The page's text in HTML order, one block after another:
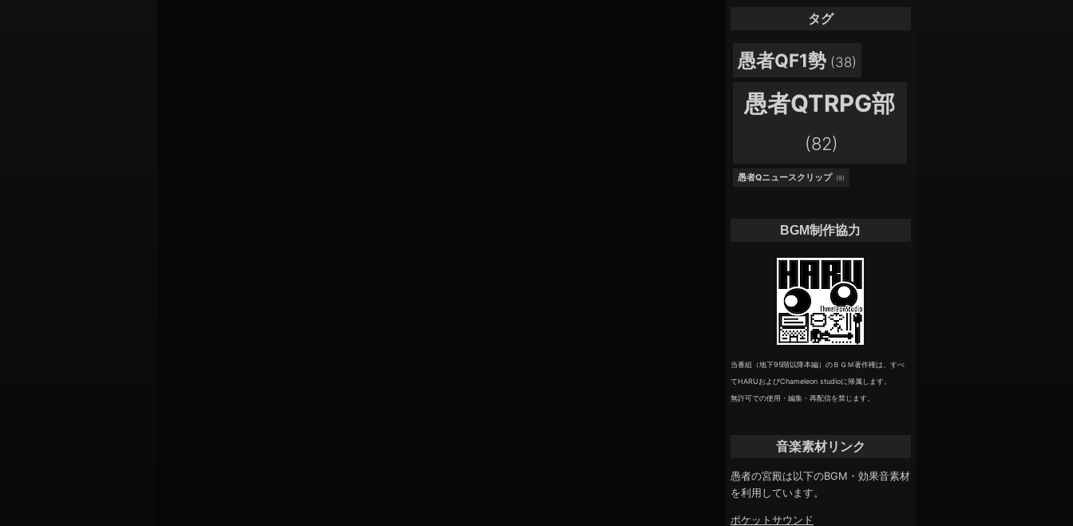
タグ
愚者QF1勢 (38)
愚者QTRPG部
(82)
愚者Qニュースクリップ (9)
BGM制作協力
当番組（地下95階以降本編）のＢＧＭ著作権は、すべ
てHARUおよびChameleon studioに帰属します。
無許可での使用・編集・再配信を禁じます。
音楽素材リンク
愚者の宮殿は以下のBGM・効果音素材
を利用しています。
ポケットサウンド